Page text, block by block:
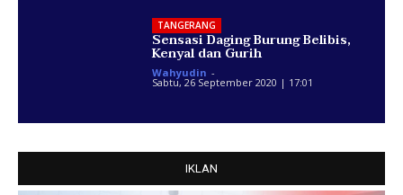
TANGERANG
Sensasi Daging Burung Belibis,
Kenyal dan Gurih
Wahyudin -
Sabtu, 26 September 2020 | 17:01
IKLAN